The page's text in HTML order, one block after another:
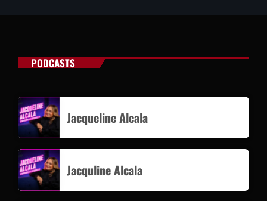
PODCASTS
Jacqueline Alcala
Jacquline Alcala